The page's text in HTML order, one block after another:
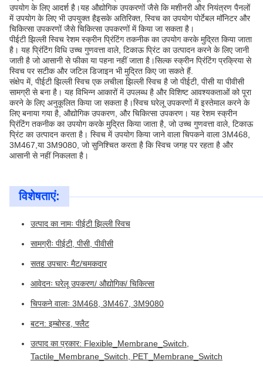
उपयोग के लिए आदर्श है।यह औद्योगिक उपकरणों जैसे कि मशीनरी और नियंत्रण पैनलों
में उपयोग के लिए भी उपयुक्त हैइसके अतिरिक्त, स्विच का उपयोग पोर्टेबल मॉनिटर और
चिकित्सा उपकरणों जैसे चिकित्सा उपकरणों में किया जा सकता है।
पीईटी झिल्ली स्विच रेशम स्क्रीन प्रिंटिंग तकनीक का उपयोग करके मुद्रित किया जाता
है। यह प्रिंटिंग विधि उच्च गुणवत्ता वाले, टिकाऊ प्रिंट का उत्पादन करने के लिए जानी
जाती है जो आसानी से फीका या पहना नहीं जाता है।सिल्क स्क्रीन प्रिंटिंग प्रक्रिया से
स्विच पर सटीक और जटिल डिजाइन भी मुद्रित किए जा सकते हैं.
संक्षेप में, पीईटी झिल्ली स्विच एक लचीला झिल्ली स्विच है जो पीईटी, पीसी या पीवीसी
सामग्री से बना है। यह विभिन्न आकारों में उपलब्ध है और विशिष्ट आवश्यकताओं को पूरा
करने के लिए अनुकूलित किया जा सकता है।स्विच घरेलू उपकरणों में इस्तेमाल करने के
लिए बनाया गया है, औद्योगिक उपकरण, और चिकित्सा उपकरण। यह रेशम स्क्रीन
प्रिंटिंग तकनीक का उपयोग करके मुद्रित किया जाता है, जो उच्च गुणवत्ता वाले, टिकाऊ
प्रिंट का उत्पादन करता है। स्विच में उपयोग किया जाने वाला चिपकने वाला 3M468,
3M467,या 3M9080, जो सुनिश्चित करता है कि स्विच जगह पर रहता है और
आसानी से नहीं निकलता है।
विशेषताएं:
उत्पाद का नामः पीईटी झिल्ली स्विच
सामग्रीः पीईटी, पीसी, पीवीसी
सतह उपचारः मैट/चमकदार
आवेदनः घरेलू उपकरण/ औद्योगिक/ चिकित्सा
चिपकने वालाः 3M468, 3M467, 3M9080
बटन: इम्बोस्ड, फ्लैट
उत्पाद का प्रकार: Flexible_Membrane_Switch,
Tactile_Membrane_Switch, PET_Membrane_Switch